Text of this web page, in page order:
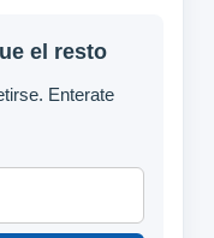
el resto
Enterate